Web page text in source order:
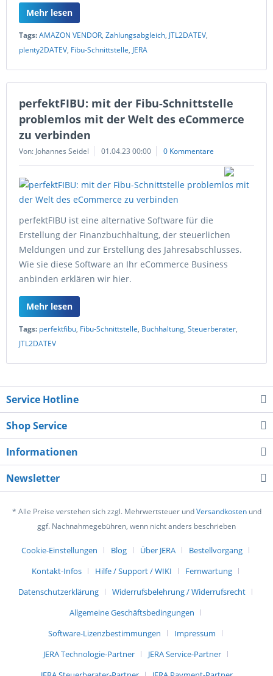
Mehr lesen
Tags:AMAZON VENDOR, Zahlungsabgleich, JTL2DATEV,
plenty2DATEV, Fibu-Schnittstelle, JERA
perfektFIBU: mit der Fibu-Schnittstelle
problemlos mit der Welt des eCommerce
zu verbinden
Von: Johannes Seidel 01.04.23 00:00 0 Kommentare
perfektFIBU ist eine alternative Software für die
Erstellung der Finanzbuchhaltung, der steuerlichen
Meldungen und zur Erstellung des Jahresabschlusses.
Wie sie diese Software an Ihr eCommerce Business
anbinden erklären wir hier.
Mehr lesen
Tags: perfektfibu, Fibu-Schnittstelle, Buchhaltung, Steuerberater,
JTL2DATEV
Service Hotline
Shop Service
Informationen
Newsletter
* Alle Preise verstehen sich zzgl. Mehrwertsteuer undVersandkostenund
ggf. Nachnahmegebühren, wenn nicht anders beschrieben
Cookie-Einstellungen Blog Über JERA
Bestellvorgang
Kontakt-Infos
Hilfe / Support / WIKI
Fernwartung
Datenschutzerklärung
Widerrufsbelehrung / Widerrufsrecht
Allgemeine Geschäftsbedingungen
Software-Lizenzbestimmungen
Impressum
JERA Technologie-Partner
JERA Service-Partner